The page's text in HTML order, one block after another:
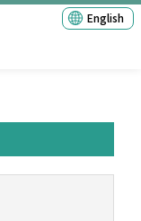
English